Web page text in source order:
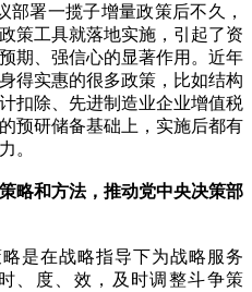
部署一揽子增量政策后不久，
策工具就落地实施，引起了资
期、强信心的显著作用。近年
得实惠的很多政策，比如结构
扣除、先进制造业企业增值税
预研储备基础上，实施后都有
。
和方法，推动党中央决策部
在战略指导下为战略服务
、度、效，及时调整斗争策